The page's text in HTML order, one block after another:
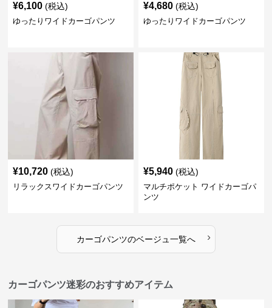
¥6,100 (税込)
ゆったりワイドカーゴパンツ
¥4,680 (税込)
ゆったりワイドカーゴパンツ
¥10,720 (税込)
リラックスワイドカーゴパンツ
¥5,940 (税込)
マルチポケット ワイドカーゴパ
ンツ
カーゴパンツのベージュ 一覧へ ›
カーゴパンツ迷彩のおすすめアイテム